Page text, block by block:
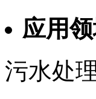
应用领
污水处